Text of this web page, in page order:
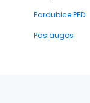
Pardubice PED
Paslaugos